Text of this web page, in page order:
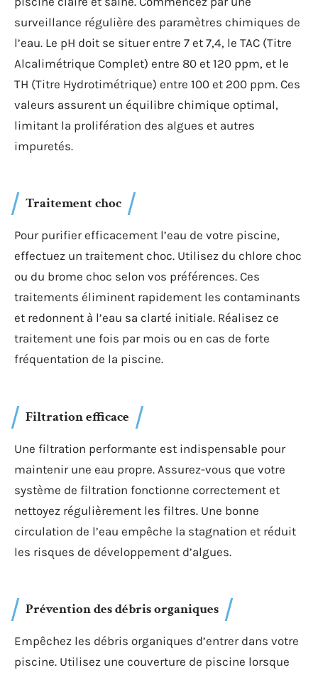
Les bonnes pratiques pour prévenir
les problèmes d’eau
piscine claire et saine. Commencez par une
surveillance régulière des paramètres chimiques de
l’eau. Le pH doit se situer entre 7 et 7,4, le TAC (Titre
Alcalimétrique Complet) entre 80 et 120 ppm, et le
TH (Titre Hydrotimétrique) entre 100 et 200 ppm. Ces
valeurs assurent un équilibre chimique optimal,
limitant la prolifération des algues et autres
impuretés.
Pour purifier efficacement l’eau de votre piscine,
effectuez un traitement choc. Utilisez du chlore choc
ou du brome choc selon vos préférences. Ces
traitements éliminent rapidement les contaminants
et redonnent à l’eau sa clarté initiale. Réalisez ce
traitement une fois par mois ou en cas de forte
fréquentation de la piscine.
Filtration efficace
Une filtration performante est indispensable pour
maintenir une eau propre. Assurez-vous que votre